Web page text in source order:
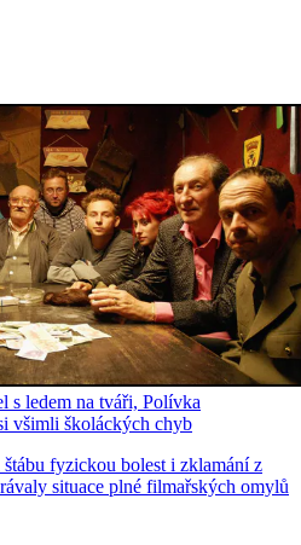
s ledem na tváři, Polívka
všimli školáckých chyb
fyzickou bolest i zklamání z
situace plné filmařských omylů